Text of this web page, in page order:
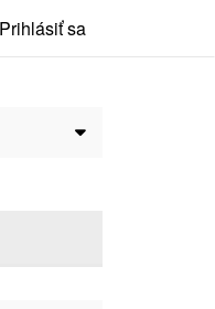
Prihlásiť sa